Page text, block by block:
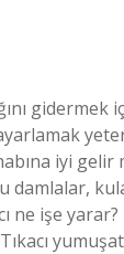
iyi
işe